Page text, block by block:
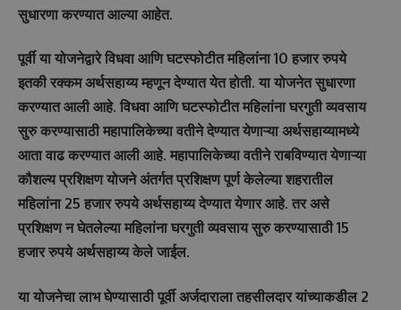
सुधारणा करण्यात आल्या आहेत.
पूर्वी या योजनेद्वारे विधवा आणि घटस्फोटीत महिलांना 10 हजार रुपये
इतकी रक्कम अर्थसहाय्य म्हणून देण्यात येत होती. या योजनेत सुधारणा
करण्यात आली आहे. विधवा आणि घटस्फोटीत महिलांना घरगुती व्यवसाय
सुरु करण्यासाठी महापालिकेच्या वतीने देण्यात येणाऱ्या अर्थसहाय्यामध्ये
आता वाढ करण्यात आली आहे. महापालिकेच्या वतीने राबविण्यात येणाऱ्या
कौशल्य प्रशिक्षण योजने अंतर्गत प्रशिक्षण पूर्ण केलेल्या शहरातील
महिलांना 25 हजार रुपये अर्थसहाय्य देण्यात येणार आहे. तर असे
प्रशिक्षण न घेतलेल्या महिलांना घरगुती व्यवसाय सुरु करण्यासाठी 15
हजार रुपये अर्थसहाय्य केले जाईल.
या योजनेचा लाभ घेण्यासाठी पूर्वी अर्जदाराला तहसीलदार यांच्याकडील 2